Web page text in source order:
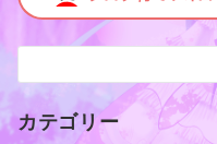
カテゴリー